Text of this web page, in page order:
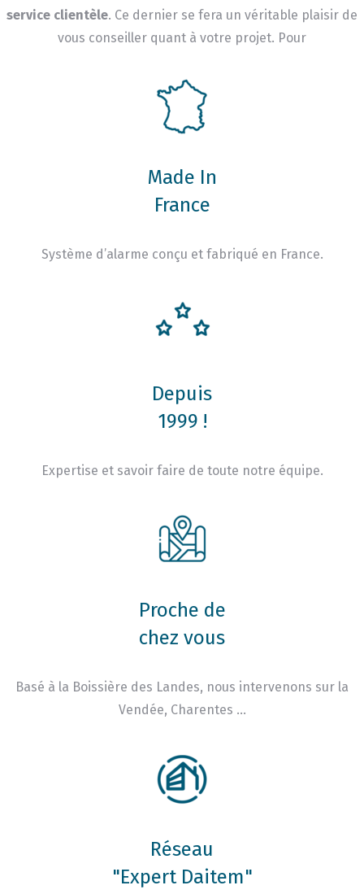
service clientèle. Ce dernier se fera un véritable plaisir de
vous conseiller quant à votre projet. Pour
Made In
France
Système d’alarme conçu et fabriqué en France.
Depuis
1999 !
Expertise et savoir faire de toute notre équipe.
Proche de
chez vous
Basé à la Boissière des Landes, nous intervenons sur la
Vendée, Charentes …
Réseau
"Expert Daitem"